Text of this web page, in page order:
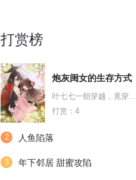
打赏榜
炮灰闺女的生存方式
叶七七一朝穿越，竟穿...
打赏：4
2 人鱼陷落
3 年下邻居 甜蜜攻陷